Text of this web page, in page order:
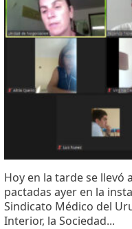
Hoy en la tarde se llevó
pactadas ayer en la
Sindicato Médico del
Interior, la Sociedad...